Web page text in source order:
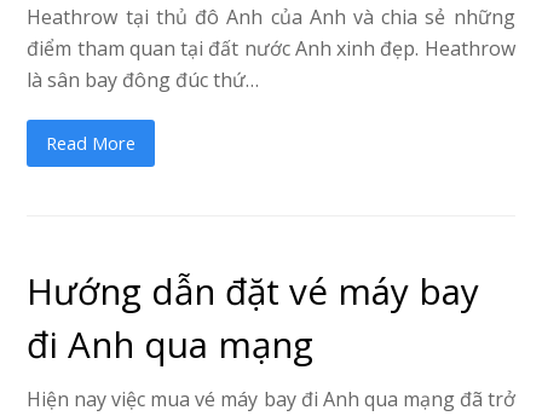
Heathrow tại thủ đô Anh của Anh và chia sẻ những
điểm tham quan tại đất nước Anh xinh đẹp. Heathrow
là sân bay đông đúc thứ…
Read More
Hướng dẫn đặt vé máy bay
đi Anh qua mạng
Hiện nay việc mua vé máy bay đi Anh qua mạng đã trở